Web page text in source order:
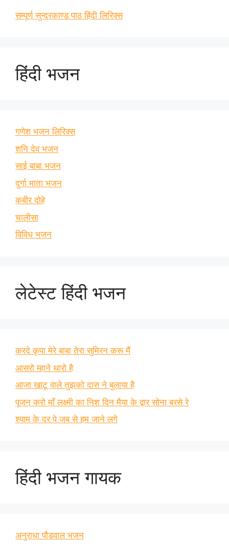
सम्पूर्ण सुन्दरकाण्ड पाठ हिंदी लिरिक्स
हिंदी भजन
गणेश भजन लिरिक्स
शनि देव भजन
साई बाबा भजन
दुर्गा माता भजन
कबीर दोहे
चालीसा
विविध भजन
लेटेस्ट हिंदी भजन
करदे कृपा मेरे बाबा तेरा सुमिरन करू मैं
आसरो म्हाने थारो है
आजा खाटू वाले तुझको दास ने बुलाया है
पूजन करो माँ लक्ष्मी का निश दिन मैया के द्वार सोना बरसे रे
श्याम के दर पे जब से हम जाने लगे
हिंदी भजन गायक
अनुराधा पौडवाल भजन